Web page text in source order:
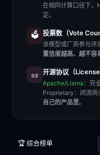
在相同计算口径下，
定。
🗳️ 投票数（Vote
该模型或厂商参与评
置信度越高、越不容
📜 开源协议（License
Apache/Llama ：完
Proprietary ：闭源商
自己的产品里。
🏆 综合榜单